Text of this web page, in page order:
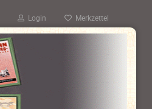
Login Merkzettel